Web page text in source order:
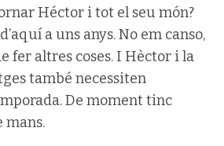
Héctor i tot el seu món?
a uns anys. No em canso,
fer altres coses. I Hèctor i la
també necessiten
De moment tinc
mans.